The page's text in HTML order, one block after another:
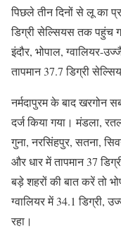
पिछले तीन दिनों से लू का
डिग्री सेल्सियस तक पहुंच
इंदौर, भोपाल, ग्वालियर-
तापमान 37.7 डिग्री
नर्मदापुरम के बाद खरगोन
दर्ज किया गया। मंडला,
गुना, नरसिंहपुर, सतना,
और धार में तापमान 37
बड़े शहरों की बात करें तो
ग्वालियर में 34.1 डिग्री,
रहा।